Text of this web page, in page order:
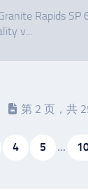
Rapids
v...
第 2 页，共
4 5 ...